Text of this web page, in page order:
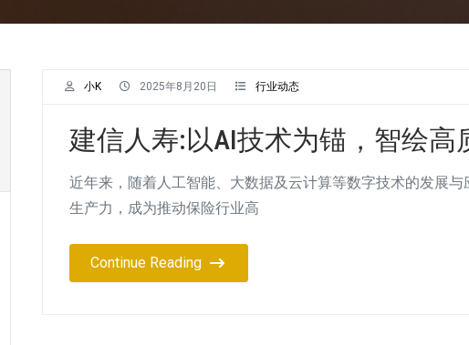
小K 2025年8月20日 行业动态
建信人寿:以AI技术为锚，智绘高
近年来，随着人工智能、大数据及云计算等数字技术的发展
生产力，成为推动保险行业高
Continue Reading